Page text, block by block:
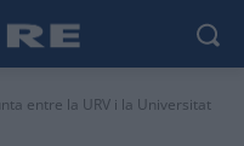
entre la URV i la Universitat